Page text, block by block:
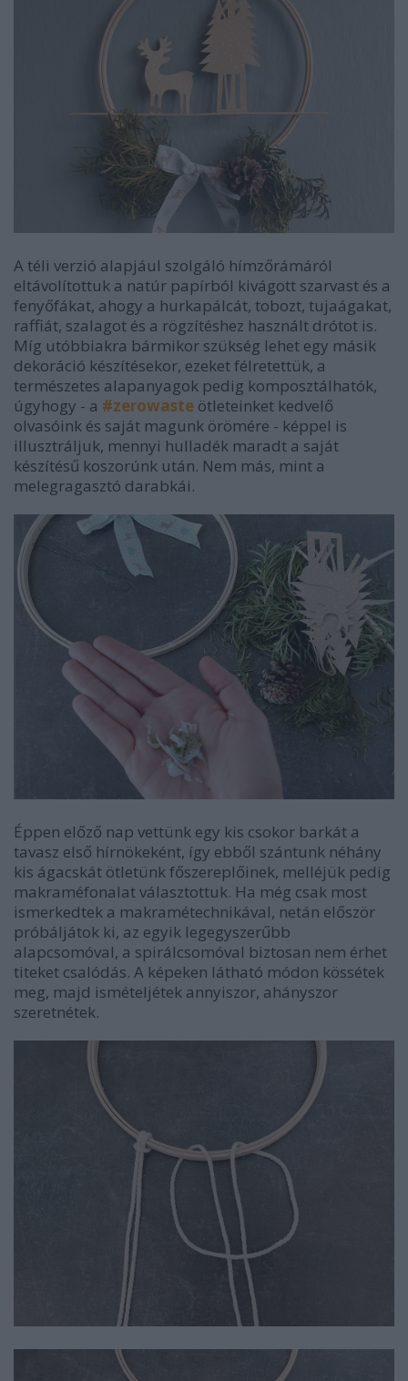
A téli verzió alapjául szolgáló hímzőrámáról
eltávolítottuk a natúr papírból kivágott szarvast és a
fenyőfákat, ahogy a hurkapálcát, tobozt, tujaágakat,
raffiát, szalagot és a rögzítéshez használt drótot is.
Míg utóbbiakra bármikor szükség lehet egy másik
dekoráció készítésekor, ezeket félretettük, a
természetes alapanyagok pedig komposztálhatók,
úgyhogy - a #zerowaste ötleteinket kedvelő
olvasóink és saját magunk örömére - képpel is
illusztráljuk, mennyi hulladék maradt a saját
készítésű koszorúnk után. Nem más, mint a
melegragasztó darabkái.
Éppen előző nap vettünk egy kis csokor barkát a
tavasz első hírnökeként, így ebből szántunk néhány
kis ágacskát ötletünk főszereplőinek, melléjük pedig
makraméfonalat választottuk. Ha még csak most
ismerkedtek a makramétechnikával, netán először
próbáljátok ki, az egyik legegyszerűbb
alapcsomóval, a spirálcsomóval biztosan nem érhet
titeket csalódás. A képeken látható módon kössétek
meg, majd ismételjétek annyiszor, ahányszor
szeretnétek.